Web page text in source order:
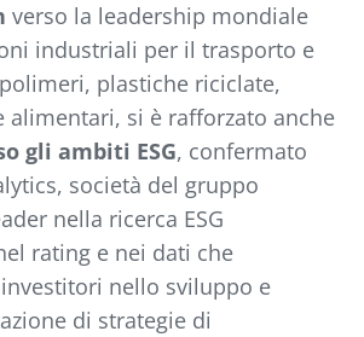
verso la leadership mondiale
industriali per il trasporto e
plastiche riciclate,
alimentari, si è rafforzato anche
gli ambiti ESG, confermato
società del gruppo
nella ricerca ESG
rating e nei dati che
nello sviluppo e
di strategie di